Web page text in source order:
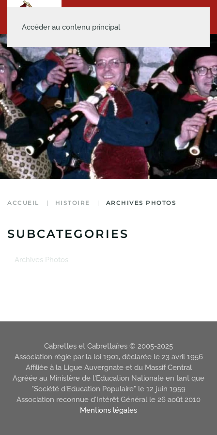
Accéder au contenu principal
ACCUEIL HISTOIRE ARCHIVES PHOTOS
SUBCATEGORIES
Archives Photos
Cabrettes et Cabrettaïres © 2005-2025
Association régie par la loi 1901, déclarée le 23 avril 1956
Affiliée à la Ligue Auvergnate et du Massif Central
Agréée au Ministère de l'Education Nationale en tant que
"Société d'Education Populaire" le 12 juin 1959
Association reconnue d'Intérêt Général le 26 août 2010
Mentions légales